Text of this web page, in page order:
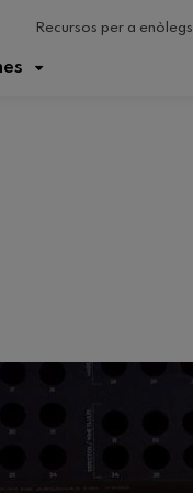
Recursos per a enòlegs